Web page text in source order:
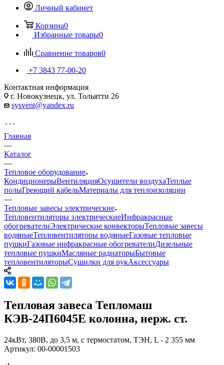
Личный кабинет
Корзина0
Избранные товары0
Сравнение товаров0
+7 3843 77-00-20
Контактная информация
г. Новокузнецк, ул. Тольятти 26
sysvent@yandex.ru
Главная
—
Каталог
—
Тепловое оборудование
КондиционерыВентиляцияОсушители воздухаТеплые
полыГреющий кабельМатериалы для теплоизоляции
—
Тепловые завесы электрические
Тепловентиляторы электрическиеИнфракрасные
обогревателиЭлектрические конвекторыТепловые завесы
водяныеТепловентиляторы водяныеГазовые тепловые
пушкиГазовые инфракрасные обогревателиДизельные
тепловые пушкиМасляные радиаторыБытовые
тепловентиляторыСушилки для рукАксессуары
Тепловая завеса Тепломаш
КЭВ-24П6045Е колонна, нерж. ст.
24кВт, 380В, до 3,5 м, с термостатом, ТЭН, L - 2 355 мм
Артикул: 00-00001503